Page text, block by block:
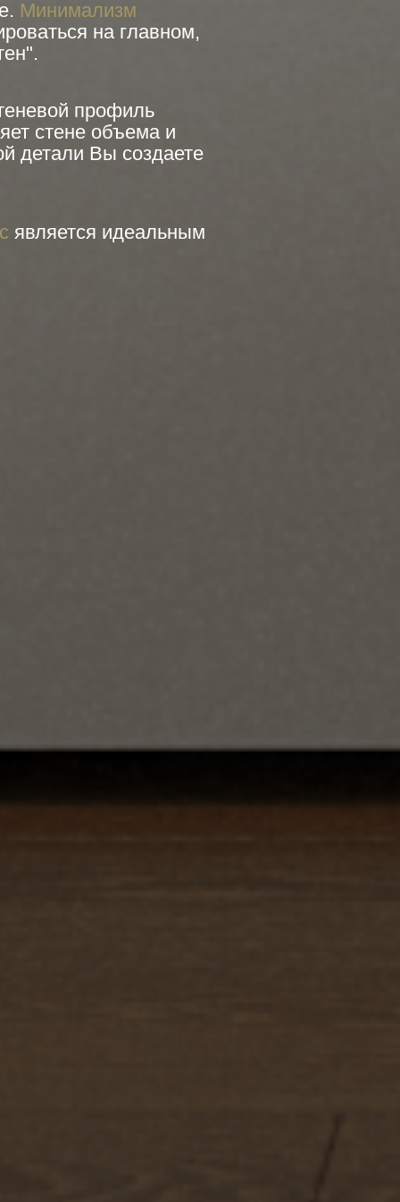
Минимализм
на главном,
профиль
стене объема и
детали Вы создаете
является идеальным